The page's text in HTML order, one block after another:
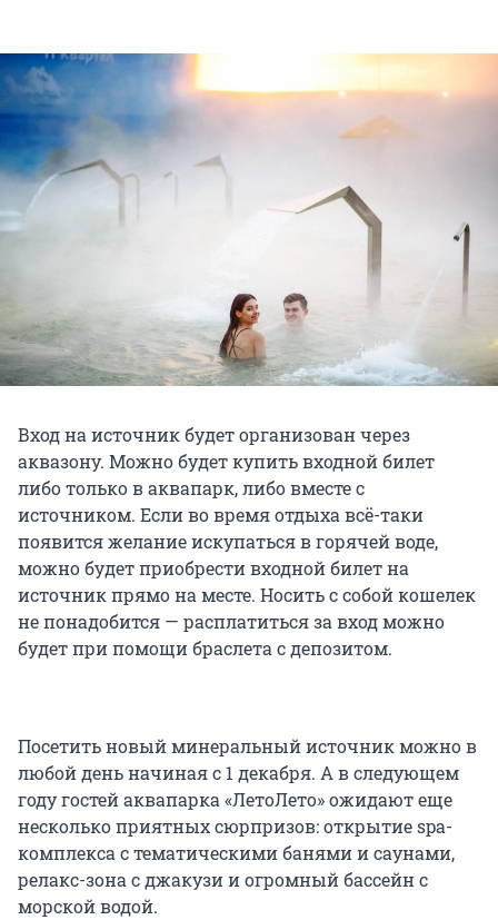
Вход на источник будет организован через
аквазону. Можно будет купить входной билет
либо только в аквапарк, либо вместе с
источником. Если во время отдыха всё-таки
появится желание искупаться в горячей воде,
можно будет приобрести входной билет на
источник прямо на месте. Носить с собой кошелек
не понадобится — расплатиться за вход можно
будет при помощи браслета с депозитом.
Посетить новый минеральный источник можно в
любой день начиная с 1 декабря. А в следующем
году гостей аквапарка «ЛетоЛето» ожидают еще
несколько приятных сюрпризов: открытие spa-
комплекса с тематическими банями и саунами,
релакс-зона с джакузи и огромный бассейн с
морской водой.